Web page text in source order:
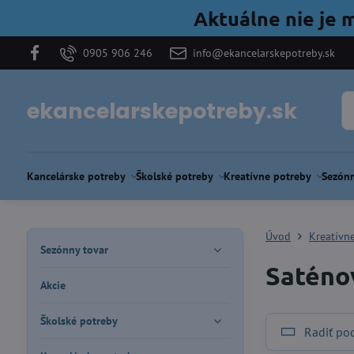
Aktuálne nie je
0905 906 246 info@ekancelarskepotreby.sk
ekancelarskepotreby.sk
Kancelárske potreby Školské potreby Kreatívne potreby
Úvod
Radiť
Sezónny tovar
Akcie
Školské potreby